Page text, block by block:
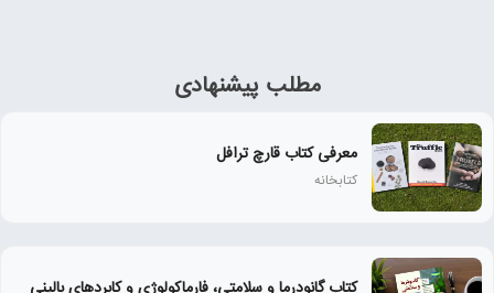
مطلب پیشنهادی
معرفی کتاب قارچ ترافل
کتابخانه